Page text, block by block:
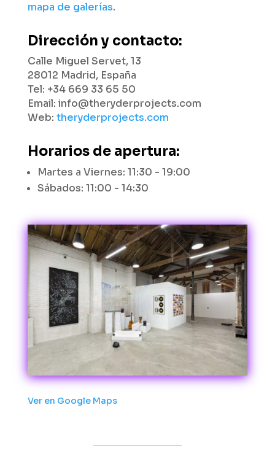
mapa de galerías.
Dirección y contacto:
Calle Miguel Servet, 13
28012 Madrid, España
Tel: +34 669 33 65 50
Email: info@theryderprojects.com
Web: theryderprojects.com
Horarios de apertura:
Martes a Viernes: 11:30 - 19:00
Sábados: 11:00 - 14:30
Ver en Google Maps